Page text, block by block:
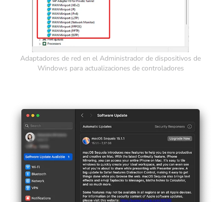
Adaptadores de red en el Administrador de dispositivos de
Windows para actualizaciones de controladores